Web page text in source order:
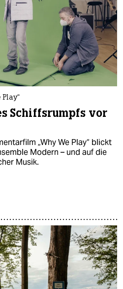
Schiffsrumpfs vor
„Why We Play“ blickt
Modern – und auf die
Musik.